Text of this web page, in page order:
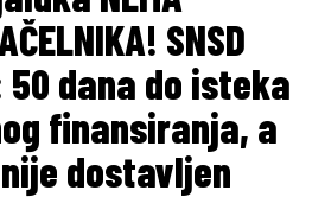
SNSD
dana do isteka
finansiranja, a
dostavljen